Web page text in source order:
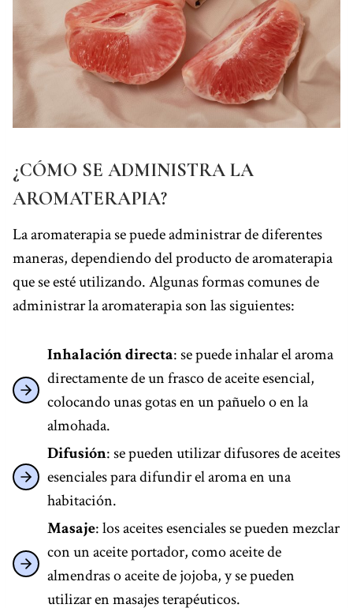
¿CÓMO SE ADMINISTRA LA
AROMATERAPIA?
La aromaterapia se puede administrar de diferentes
maneras, dependiendo del producto de aromaterapia
que se esté utilizando. Algunas formas comunes de
administrar la aromaterapia son las siguientes:
Inhalación directa: se puede inhalar el aroma
directamente de un frasco de aceite esencial,
colocando unas gotas en un pañuelo o en la
almohada.
Difusión: se pueden utilizar difusores de aceites
esenciales para difundir el aroma en una
habitación.
Masaje: los aceites esenciales se pueden mezclar
con un aceite portador, como aceite de
almendras o aceite de jojoba, y se pueden
utilizar en masajes terapéuticos.